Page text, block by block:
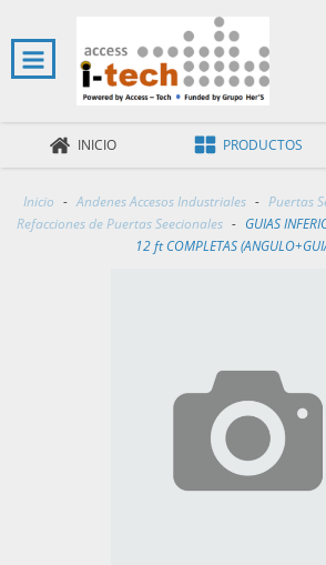
INICIO PRODUCTOS
Inicio - Andenes Accesos Industriales - Puertas
Refacciones de Puertas Seecionales - GUIAS
12 ft COMPLETAS